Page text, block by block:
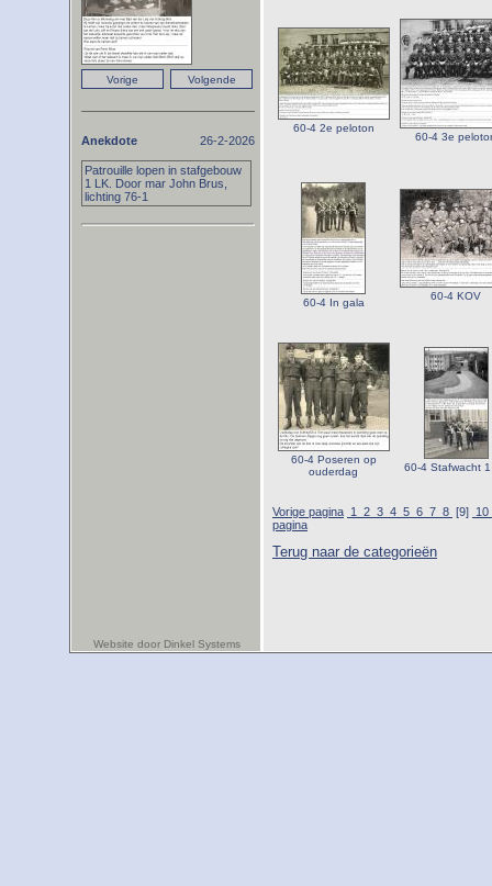
60-4 2e peloton
60-4 3e
60-4 In gala
60-4 KOV
60-4 Poseren op
ouderdag
60-4 Stafwacht
Vorige pagina 1 2 3 4 5 6 7 8 [9] 10
pagina
Terug naar de categorieën
Anekdote 26-2-2026
Patrouille lopen in stafgebouw
1 LK. Door mar John Brus,
lichting 76-1
Website door Dinkel Systems